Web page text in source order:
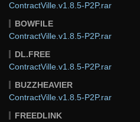
ContractVille.v1.8.5-P2P.rar
BOWFILE
ContractVille.v1.8.5-P2P.rar
DL.FREE
ContractVille.v1.8.5-P2P.rar
BUZZHEAVIER
ContractVille.v1.8.5-P2P.rar
FREEDLINK